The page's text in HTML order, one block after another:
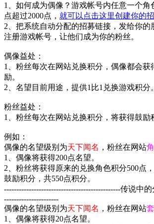
1、如何成为偶像？游戏帐号内任意一个角
点超过2000点， 就可以点击这里创建你的
2、把系统自动分配的招募链接，发给你的
注册游戏帐号，让他们成为你的粉丝。
偶像益处：
1、粉丝每次在网站兑换积分，偶像都会获
励。
2、名望目前用途，提供1比1兑换游戏积分。
粉丝益处：
1、粉丝每次在网站兑换积分，将获得鼓励
例如：
偶像的名望级别为天下闻名 ，粉丝在网站
1、偶像将获得200点名望。
2、粉丝将获得原来的兑换角色积分500点
鼓励积分，共550点积分。
-----------------------------------------------传说中
----------------------
偶像的名望级别为天下闻名 ，粉丝在网站
1、偶像将获得20点名望。